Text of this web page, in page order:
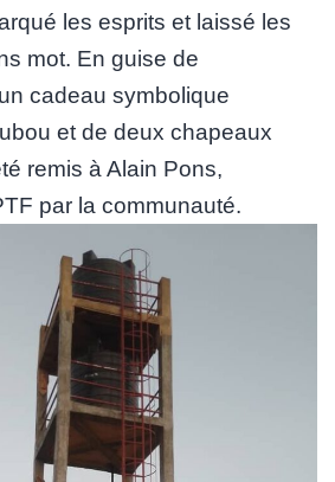
les esprits et laissé les
mot. En guise de
cadeau symbolique
et de deux chapeaux
remis à Alain Pons,
par la communauté.